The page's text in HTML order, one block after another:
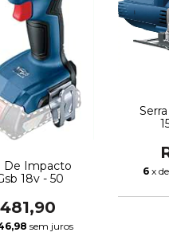
De Impacto
18v - 50
sem juros
6 x de